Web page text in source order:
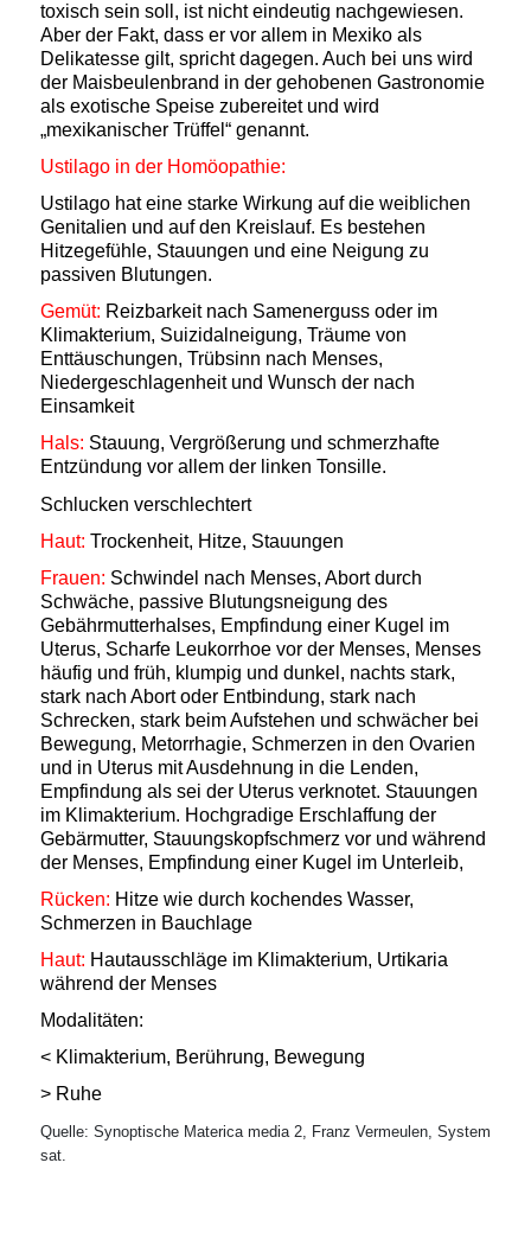
toxisch sein soll, ist nicht eindeutig nachgewiesen.
Aber der Fakt, dass er vor allem in Mexiko als
Delikatesse gilt, spricht dagegen. Auch bei uns wird
der Maisbeulenbrand in der gehobenen Gastronomie
als exotische Speise zubereitet und wird
„mexikanischer Trüffel“ genannt.
Ustilago in der Homöopathie:
Ustilago hat eine starke Wirkung auf die weiblichen
Genitalien und auf den Kreislauf. Es bestehen
Hitzegefühle, Stauungen und eine Neigung zu
passiven Blutungen.
Gemüt: Reizbarkeit nach Samenerguss oder im
Klimakterium, Suizidalneigung, Träume von
Enttäuschungen, Trübsinn nach Menses,
Niedergeschlagenheit und Wunsch der nach
Einsamkeit
Hals: Stauung, Vergrößerung und schmerzhafte
Entzündung vor allem der linken Tonsille.
Schlucken verschlechtert
Haut: Trockenheit, Hitze, Stauungen
Frauen: Schwindel nach Menses, Abort durch
Schwäche, passive Blutungsneigung des
Gebährmutterhalses, Empfindung einer Kugel im
Uterus, Scharfe Leukorrhoe vor der Menses, Menses
häufig und früh, klumpig und dunkel, nachts stark,
stark nach Abort oder Entbindung, stark nach
Schrecken, stark beim Aufstehen und schwächer bei
Bewegung, Metorrhagie, Schmerzen in den Ovarien
und in Uterus mit Ausdehnung in die Lenden,
Empfindung als sei der Uterus verknotet. Stauungen
im Klimakterium. Hochgradige Erschlaffung der
Gebärmutter, Stauungskopfschmerz vor und während
der Menses, Empfindung einer Kugel im Unterleib,
Rücken: Hitze wie durch kochendes Wasser,
Schmerzen in Bauchlage
Haut: Hautausschläge im Klimakterium, Urtikaria
während der Menses
Modalitäten:
< Klimakterium, Berührung, Bewegung
> Ruhe
Quelle: Synoptische Materica media 2, Franz Vermeulen, System
sat.